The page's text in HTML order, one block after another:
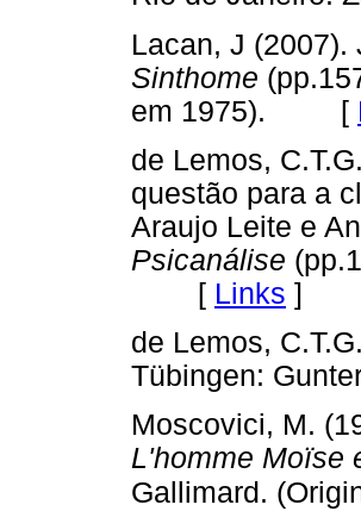
Lacan, J
Sinthome
em 1975). [
de Lemos,
questão para a
Araujo Leite e
Psicanálise
[ Links ]
de Lemos,
Tübingen:
Moscovici, M.
L'homme Moïse
Gallimard.